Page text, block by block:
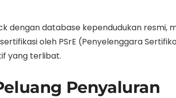
dengan database kependudukan resmi,
oleh PSrE (Penyelenggara
yang terlibat.
Penyaluran